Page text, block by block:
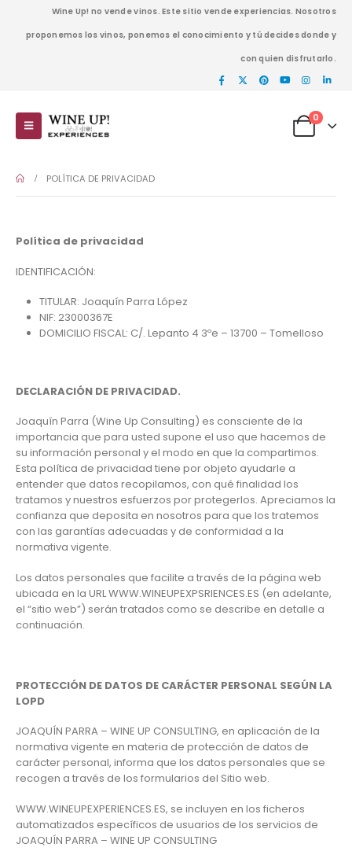
Wine Up! no vende vinos. Este sitio vende experiencias. Nosotros
proponemos los vinos, ponemos el conocimiento y tú decides donde y
con quien disfrutarlo.
0
POLÍTICA DE PRIVACIDAD
Política de privacidad
IDENTIFICACIÓN:
TITULAR: Joaquín Parra López
NIF: 23000367E
DOMICILIO FISCAL: C/. Lepanto 4 3ºe – 13700 – Tomelloso
DECLARACIÓN DE PRIVACIDAD.
Joaquín Parra (Wine Up Consulting) es consciente de la
importancia que para usted supone el uso que hacemos de
su información personal y el modo en que la compartimos.
Esta política de privacidad tiene por objeto ayudarle a
entender que datos recopilamos, con qué finalidad los
tratamos y nuestros esfuerzos por protegerlos. Apreciamos la
confianza que deposita en nosotros para que los tratemos
con las garantías adecuadas y de conformidad a la
normativa vigente.
Los datos personales que facilite a través de la página web
ubicada en la URL WWW.WINEUPEXPSRIENCES.ES (en adelante,
el “sitio web”) serán tratados como se describe en detalle a
continuación.
PROTECCIÓN DE DATOS DE CARÁCTER PERSONAL SEGÚN LA
LOPD
JOAQUÍN PARRA – WINE UP CONSULTING, en aplicación de la
normativa vigente en materia de protección de datos de
carácter personal, informa que los datos personales que se
recogen a través de los formularios del Sitio web.
WWW.WINEUPEXPERIENCES.ES, se incluyen en los ficheros
automatizados específicos de usuarios de los servicios de
JOAQUÍN PARRA – WINE UP CONSULTING